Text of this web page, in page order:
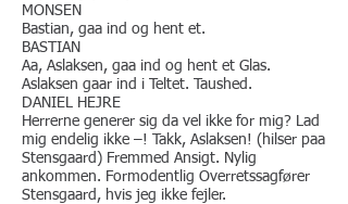
MONSEN
Bastian, gaa ind og hent et.
BASTIAN
Aa, Aslaksen, gaa ind og hent et Glas.
Aslaksen gaar ind i Teltet. Taushed.
DANIEL HEJRE
Herrerne generer sig da vel ikke for mig? Lad
mig endelig ikke –! Takk, Aslaksen! (hilser paa
Stensgaard) Fremmed Ansigt. Nylig
ankommen. Formodentlig Overretssagfører
Stensgaard, hvis jeg ikke fejler.